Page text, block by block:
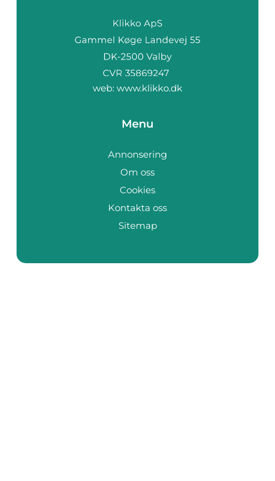
web: www.klikko.dk
Menu
Annonsering
Om oss
Cookies
Kontakta oss
Sitemap